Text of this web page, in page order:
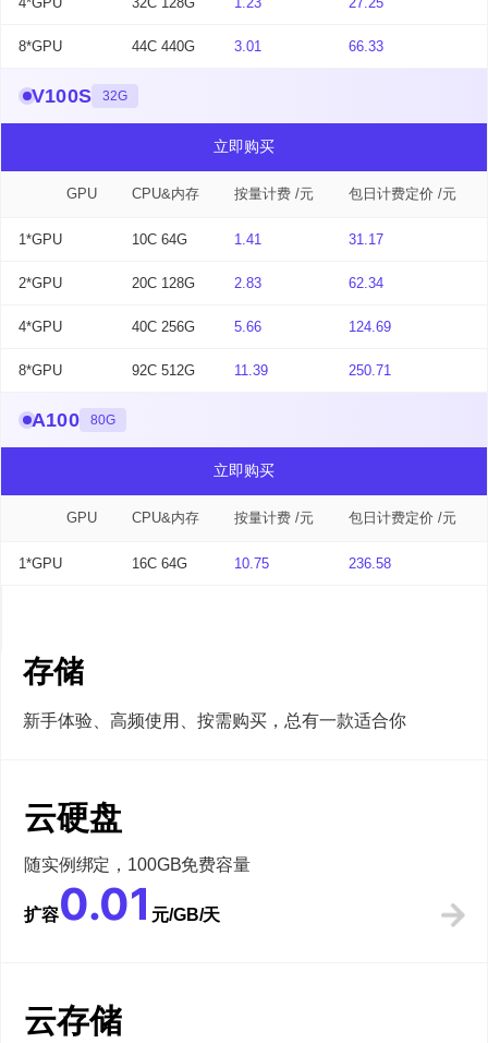
8*GPU 44C 440G 3.01 66.33
V100S 32G
立即购买
GPU CPU&内存 按量计费 /元 包日计费定价 /元
1*GPU 10C 64G 1.41 31.17
2*GPU 20C 128G 2.83 62.34
4*GPU 40C 256G 5.66 124.69
8*GPU 92C 512G 11.39 250.71
A100 80G
立即购买
GPU CPU&内存 按量计费 /元 包日计费定价 /元
1*GPU 16C 64G 10.75 236.58
存储
新手体验、高频使用、按需购买，总有一款适合你
云硬盘
随实例绑定，100GB免费容量
扩容0.01 元/GB/天
云存储